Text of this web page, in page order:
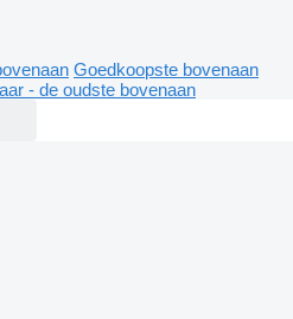
Goedkoopste bovenaan
- de oudste bovenaan